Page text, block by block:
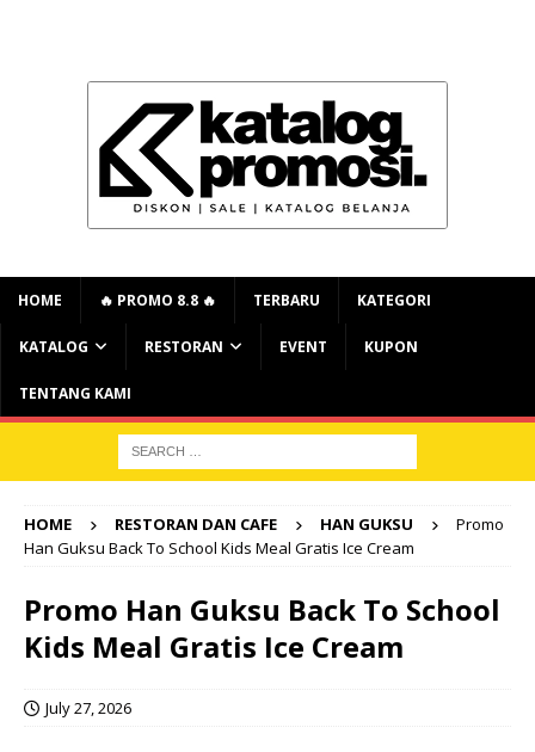
HOME 🔥 PROMO 8.8 🔥 TERBARU KATEGORI
KATALOG RESTORAN EVENT KUPON
TENTANG KAMI
HOME RESTORAN DAN CAFE HAN GUKSU
Promo
Han Guksu Back To School Kids Meal Gratis Ice Cream
Promo Han Guksu Back To School
Kids Meal Gratis Ice Cream
July 27, 2026